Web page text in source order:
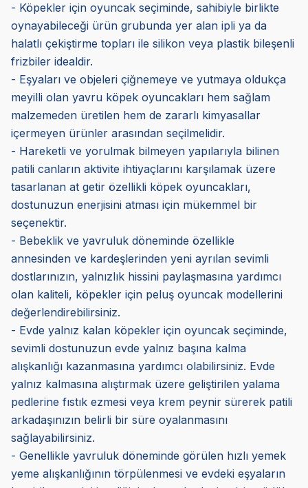
- Köpekler için oyuncak seçiminde, sahibiyle birlikte
oynayabileceği ürün grubunda yer alan ipli ya da
halatlı çekiştirme topları ile silikon veya plastik bileşenli
frizbiler idealdir.
- Eşyaları ve objeleri çiğnemeye ve yutmaya oldukça
meyilli olan yavru köpek oyuncakları hem sağlam
malzemeden üretilen hem de zararlı kimyasallar
içermeyen ürünler arasından seçilmelidir.
- Hareketli ve yorulmak bilmeyen yapılarıyla bilinen
patili canların aktivite ihtiyaçlarını karşılamak üzere
tasarlanan at getir özellikli köpek oyuncakları,
dostunuzun enerjisini atması için mükemmel bir
seçenektir.
- Bebeklik ve yavruluk döneminde özellikle
annesinden ve kardeşlerinden yeni ayrılan sevimli
dostlarınızın, yalnızlık hissini paylaşmasına yardımcı
olan kaliteli, köpekler için peluş oyuncak modellerini
değerlendirebilirsiniz.
- Evde yalnız kalan köpekler için oyuncak seçiminde,
sevimli dostunuzun evde yalnız başına kalma
alışkanlığı kazanmasına yardımcı olabilirsiniz. Evde
yalnız kalmasına alıştırmak üzere geliştirilen yalama
pedlerine fıstık ezmesi veya krem peynir sürerek patili
arkadaşınızın belirli bir süre oyalanmasını
sağlayabilirsiniz.
- Genellikle yavruluk döneminde görülen hızlı yemek
yeme alışkanlığının törpülenmesi ve evdeki eşyaların